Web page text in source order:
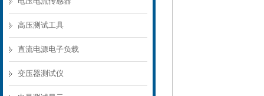
高压测试工具
直流电源电子负载
变压器测试仪